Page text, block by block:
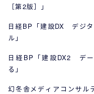
［第2版］」
日経BP「建設DX デジタ
ル」
日経BP「建設DX2 デ
る」
幻冬舎メディアコンサル